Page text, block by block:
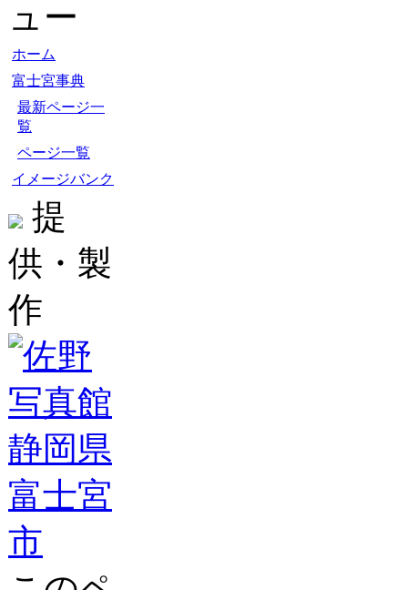
ュー
ホーム
富士宮事典
最新ページ一
覧
ページ一覧
イメージバンク
提
供・製
作